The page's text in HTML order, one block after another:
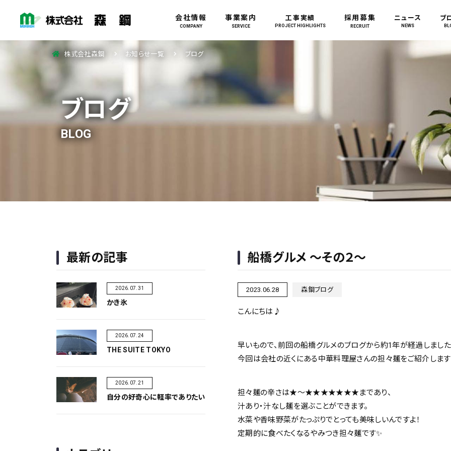
会社情報
COMPANY
事業案内
SERVICE
工事実績
PROJECT HIGHLIGHTS
採用募集
RECRUIT
ニュース
NEWS
ブ
ブログ
株式会社森鋼 お知らせ一覧 ブログ
船橋グルメ ～その２～
2023.06.28 森鋼ブログ
こんにちは♪
早いもので、前回の船橋グルメのブログから約1年が経過しました
今回は会社の近くにある中華料理屋さんの担々麺をご紹介しま
担々麺の辛さは★～★★★★★★★まであり、
汁あり・汁なし麺を選ぶことができます。
水菜や香味野菜がたっぷりでとっても美味しいんですよ！
定期的に食べたくなるやみつき担々麺です✨
最新の記事
2026.07.31
かき氷
2026.07.24
THE SUITE TOKYO
2026.07.21
自分の好奇心に軽率でありたい